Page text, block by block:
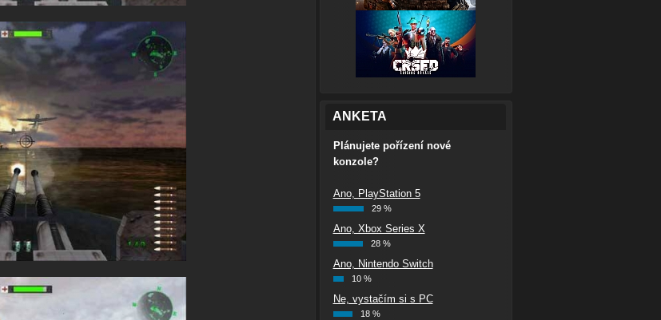
ANKETA
Plánujete pořízení nové
konzole?
Ano, PlayStation 5
29 %
Ano, Xbox Series X
28 %
Ano, Nintendo Switch
10 %
Ne, vystačím si s PC
18 %